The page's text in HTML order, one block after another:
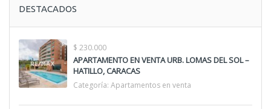
DESTACADOS
$ 230.000
APARTAMENTO EN VENTA URB. LOMAS DEL SOL –
HATILLO, CARACAS
Categoría: Apartamentos en venta